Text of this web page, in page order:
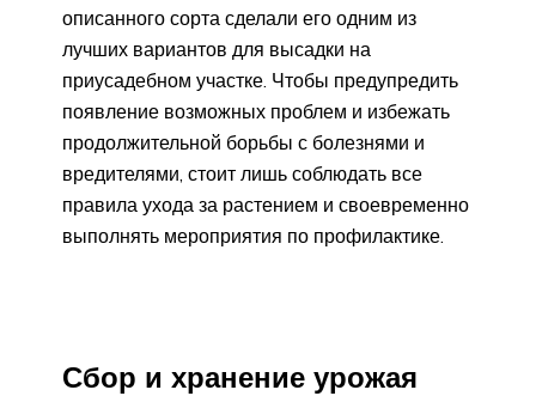
описанного сорта сделали его одним из
лучших вариантов для высадки на
приусадебном участке. Чтобы предупредить
появление возможных проблем и избежать
продолжительной борьбы с болезнями и
вредителями, стоит лишь соблюдать все
правила ухода за растением и своевременно
выполнять мероприятия по профилактике.
Сбор и хранение урожая